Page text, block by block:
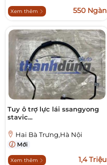
Xem thêm 550 Ngàn
Tuy ô trợ lực lái ssangyong
stavic...
Hai Bà Trưng,Hà Nội
Mới
Xem thêm 1,4 Triệu